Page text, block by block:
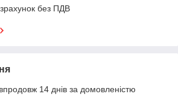
без ПДВ
14 днів за домовленістю